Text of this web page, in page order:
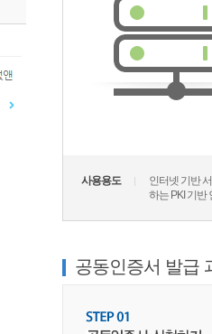
사용용도
인터넷 기반
하는 PKI 기반
공동인증서 발급